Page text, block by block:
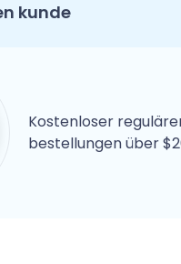
kunde
Kostenloser
bestellungen über